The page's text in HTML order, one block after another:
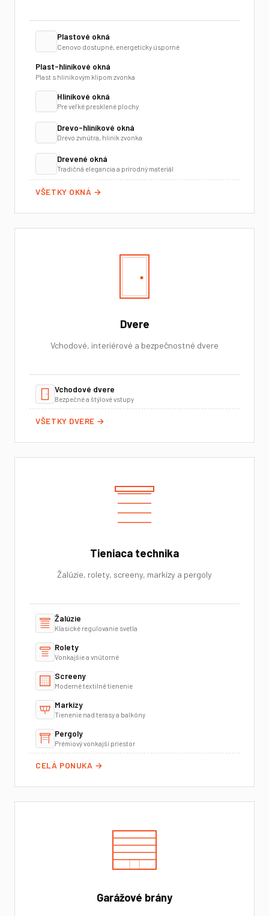
Plastové okná
Cenovo dostupné, energeticky úsporné
Plast-hliníkové okná
Plast s hliníkovým klipom zvonka
Hliníkové okná
Pre veľké presklené plochy
Drevo-hliníkové okná
Drevo zvnútra, hliník zvonka
Drevené okná
Tradičná elegancia a prírodný materiál
VŠETKY OKNÁ →
Dvere
Vchodové, interiérové a bezpečnostné dvere
Vchodové dvere
Bezpečné a štýlové vstupy
VŠETKY DVERE →
Tieniaca technika
Žalúzie, rolety, screeny, markízy a pergoly
Žalúzie
Klasické regulovanie svetla
Rolety
Vonkajšie a vnútorné
Screeny
Moderné textilné tienenie
Markízy
Tienenie nad terasy a balkóny
Pergoly
Prémiový vonkajší priestor
CELÁ PONUKA →
Garážové brány